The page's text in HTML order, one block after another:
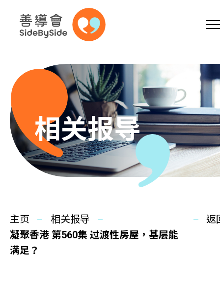
跳到内容（按回车键）
A A A EN
主页
同你讲故事
慈善活动
相关报导
主页
相关报导
凝聚香港 第560集 过渡性房屋，基层能
满足？
返